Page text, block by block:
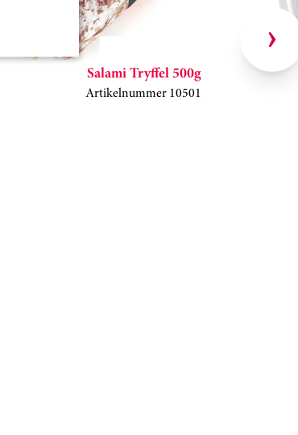
Salami Tryffel 500g
Artikelnummer 10501